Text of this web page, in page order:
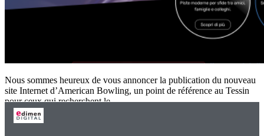
Nous sommes heureux de vous annoncer la publication du nouveau
site Internet d’American Bowling, un point de référence au Tessin
pour ceux qui recherchent le